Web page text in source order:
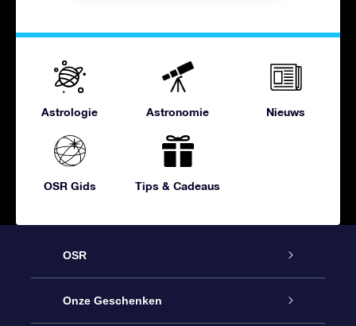
Astrologie Astronomie Nieuws
OSR Gids Tips & Cadeaus
OSR
Service
Onze Geschenken